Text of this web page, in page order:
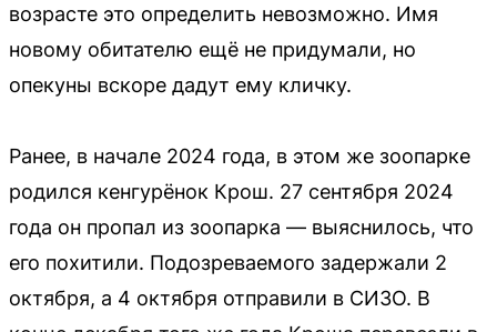
возрасте это определить невозможно. Имя
новому обитателю ещё не придумали, но
опекуны вскоре дадут ему кличку.
Ранее, в начале 2024 года, в этом же зоопарке
родился кенгурёнок Крош. 27 сентября 2024
года он пропал из зоопарка — выяснилось, что
его похитили. Подозреваемого задержали 2
октября, а 4 октября отправили в СИЗО. В